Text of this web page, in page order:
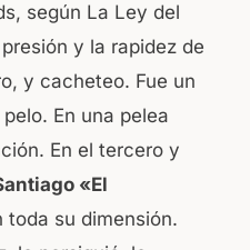
según La Ley del
y la rapidez de
y cacheteo. Fue un
En una pelea
En el tercero y
«El
toda su dimensión.